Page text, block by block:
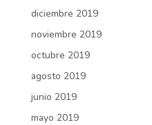
diciembre 2019
noviembre 2019
octubre 2019
agosto 2019
junio 2019
mayo 2019